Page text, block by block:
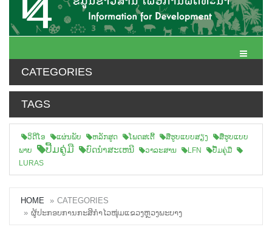
Toggle
CATEGORIES
TAGS
ວິດີໂອ ແຜ່ນພັບ ຫລັກສູດ ໂພດສເຕີ້ ສືຮູບແບບສຽງ
ສື່ຮູບແບບ
ພາບ
ປື້ມຄູ່ມື ບົດນຳສະເຫນີ ວາລະສານ LFN
ປື້ມຄູ່ມື
LURAS
HOME
CATEGORIES
ຜູ້ປະກອບການກະສິກຳໄວໜຸ່ມແຂວງຫຼວງພະບາງ